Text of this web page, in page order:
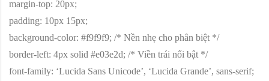
margin-top: 20px;
padding: 10px 15px;
background-color: #f9f9f9; /* Nền nhẹ cho phân biệt */
border-left: 4px solid #e03e2d; /* Viền trái nổi bật */
font-family: ‘Lucida Sans Unicode’, ‘Lucida Grande’, sans-serif;